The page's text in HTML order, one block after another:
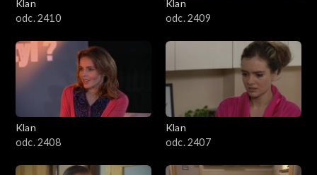
Klan
odc. 2410
Klan
odc. 2409
Klan
odc. 2408
Klan
odc. 2407